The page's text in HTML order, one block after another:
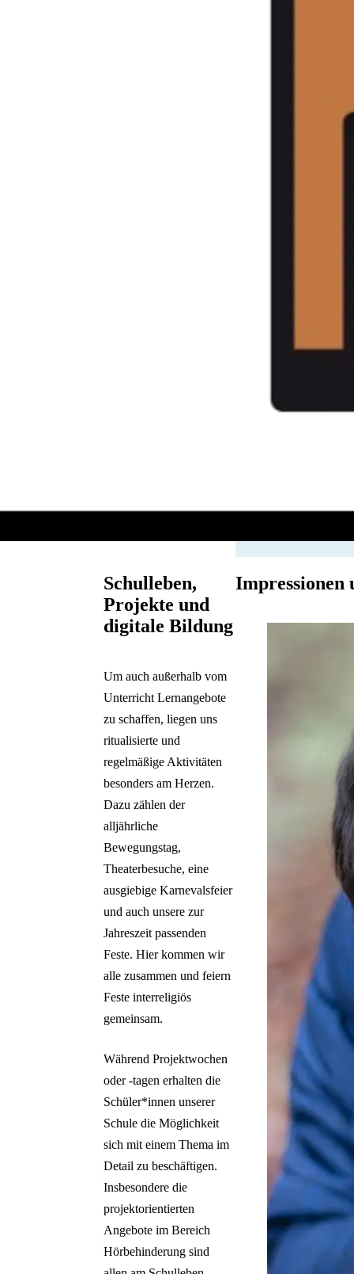
Schulleben,
Projekte und
digitale Bildung
Um auch außerhalb vom
Unterricht Lernangebote
zu schaffen, liegen uns
ritualisierte und
regelmäßige Aktivitäten
besonders am Herzen.
Dazu zählen der
alljährliche
Bewegungstag,
Theaterbesuche, eine
ausgiebige Karnevalsfeier
und auch unsere zur
Jahreszeit passenden
Feste. Hier kommen wir
alle zusammen und feiern
Feste interreligiös
gemeinsam.
Während Projektwochen
oder -tagen erhalten die
Schüler*innen unserer
Schule die Möglichkeit
sich mit einem Thema im
Detail zu beschäftigen.
Insbesondere die
projektorientierten
Angebote im Bereich
Hörbehinderung sind
Impressionen
Galerie überspringen